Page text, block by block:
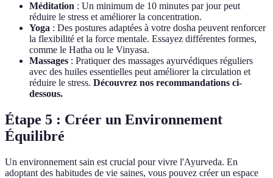
Méditation : Un minimum de 10 minutes par jour peut
réduire le stress et améliorer la concentration.
Yoga : Des postures adaptées à votre dosha peuvent renforcer
la flexibilité et la force mentale. Essayez différentes formes,
comme le Hatha ou le Vinyasa.
Massages : Pratiquer des massages ayurvédiques réguliers
avec des huiles essentielles peut améliorer la circulation et
réduire le stress. Découvrez nos recommandations ci-
dessous.
Étape 5 : Créer un Environnement
Équilibré
Un environnement sain est crucial pour vivre l'Ayurveda. En
adoptant des habitudes de vie saines, vous pouvez créer un espace